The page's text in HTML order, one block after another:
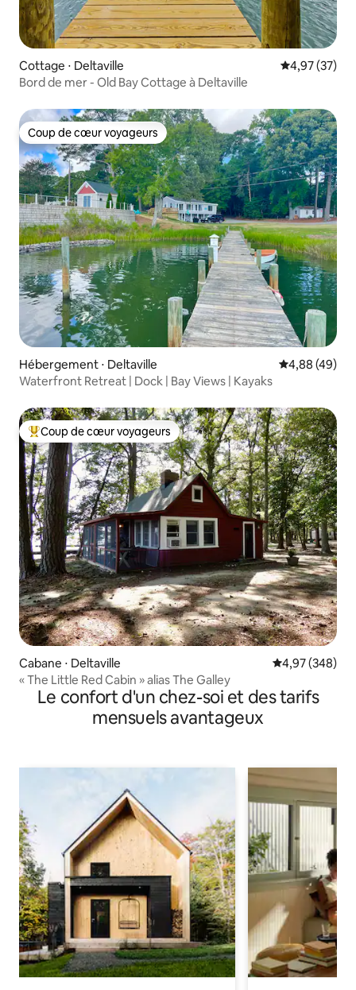
Cottage ⋅ Deltaville Évaluation
4,97 (37)
Bord de mer - Old Bay Cottage à Deltaville
Coup de cœur voyageurs
Coup de cœur voyageurs
Hébergement ⋅ Deltaville Évaluation
4,88 (49)
Waterfront Retreat | Dock | Bay Views | Kayaks
Coups de cœur voyageurs les plus appréciés
Coup de cœur voyageurs
Cabane ⋅ Deltaville Évaluation
4,97 (348)
« The Little Red Cabin » alias The Galley
Le confort d'un chez-soi et des tarifs
mensuels avantageux